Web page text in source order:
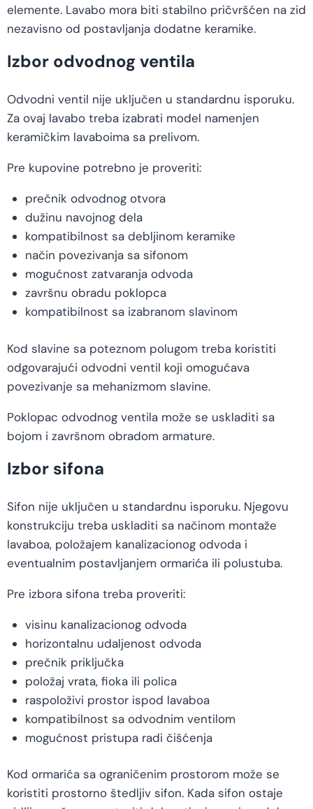
elemente. Lavabo mora biti stabilno pričvršćen na zid
nezavisno od postavljanja dodatne keramike.
Izbor odvodnog ventila
Odvodni ventil nije uključen u standardnu isporuku.
Za ovaj lavabo treba izabrati model namenjen
keramičkim lavaboima sa prelivom.
Pre kupovine potrebno je proveriti:
prečnik odvodnog otvora
dužinu navojnog dela
kompatibilnost sa debljinom keramike
način povezivanja sa sifonom
mogućnost zatvaranja odvoda
završnu obradu poklopca
kompatibilnost sa izabranom slavinom
Kod slavine sa poteznom polugom treba koristiti
odgovarajući odvodni ventil koji omogućava
povezivanje sa mehanizmom slavine.
Poklopac odvodnog ventila može se uskladiti sa
bojom i završnom obradom armature.
Izbor sifona
Sifon nije uključen u standardnu isporuku. Njegovu
konstrukciju treba uskladiti sa načinom montaže
lavaboa, položajem kanalizacionog odvoda i
eventualnim postavljanjem ormarića ili polustuba.
Pre izbora sifona treba proveriti:
visinu kanalizacionog odvoda
horizontalnu udaljenost odvoda
prečnik priključka
položaj vrata, fioka ili polica
raspoloživi prostor ispod lavaboa
kompatibilnost sa odvodnim ventilom
mogućnost pristupa radi čišćenja
Kod ormarića sa ograničenim prostorom može se
koristiti prostorno štedljiv sifon. Kada sifon ostaje